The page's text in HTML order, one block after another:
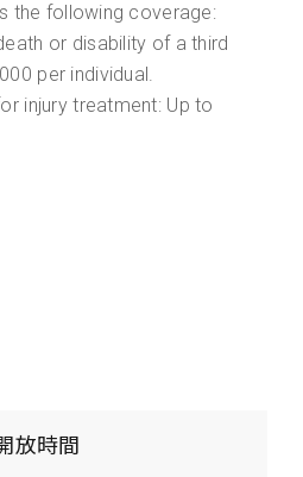
the following coverage:
or disability of a third
per individual.
injury treatment: Up to
放時間